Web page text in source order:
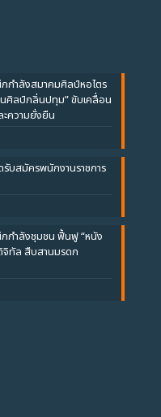
กำลังสมาคมศิลป์หอไตร
ศิลป์กลิ่นปทุม” ขับเคลื่อน
ความยั่งยืน
บสมัครพนักงานราชการ
กำลังชุมชน ฟื้นฟู “หนัง
จิทัล สืบสานมรดก